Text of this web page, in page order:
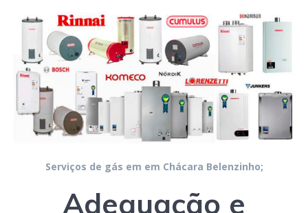
Serviços de gás em em Chácara Belenzinho;
Adequação e